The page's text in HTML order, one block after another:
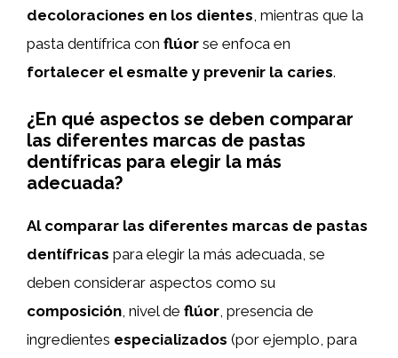
decoloraciones en los dientes , mientras que la
pasta dentífrica con flúor se enfoca en
fortalecer el esmalte y prevenir la caries.
¿En qué aspectos se deben comparar
las diferentes marcas de pastas
dentífricas para elegir la más
adecuada?
Al comparar las diferentes marcas de pastas
dentífricas para elegir la más adecuada, se
deben considerar aspectos como su
composición, nivel de flúor, presencia de
ingredientes especializados (por ejemplo, para